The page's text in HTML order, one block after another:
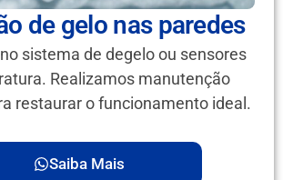
de gelo nas paredes
sistema de degelo ou sensores
Realizamos manutenção
restaurar o funcionamento ideal.
Saiba Mais